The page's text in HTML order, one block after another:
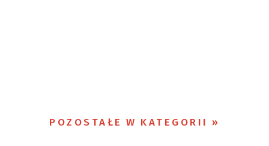
POZOSTAŁE W KATEGORII